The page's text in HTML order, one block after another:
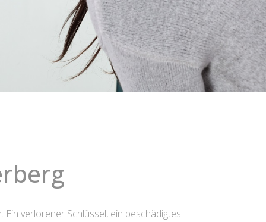
verlorener Schlüssel, ein beschädigtes